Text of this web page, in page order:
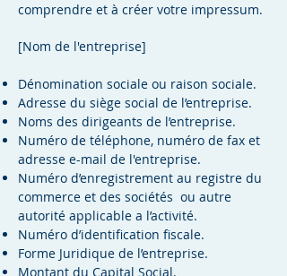
comprendre et à créer votre impressum.
[Nom de l'entreprise]
Dénomination sociale ou raison sociale.
Adresse du siège social de l’entreprise.
Noms des dirigeants de l’entreprise.
Numéro de téléphone, numéro de fax et
adresse e-mail de l'entreprise.
Numéro d’enregistrement au registre du
commerce et des sociétés ou autre
autorité applicable a l’activité.
Numéro d’identification fiscale.
Forme Juridique de l’entreprise.
Montant du Capital Social.